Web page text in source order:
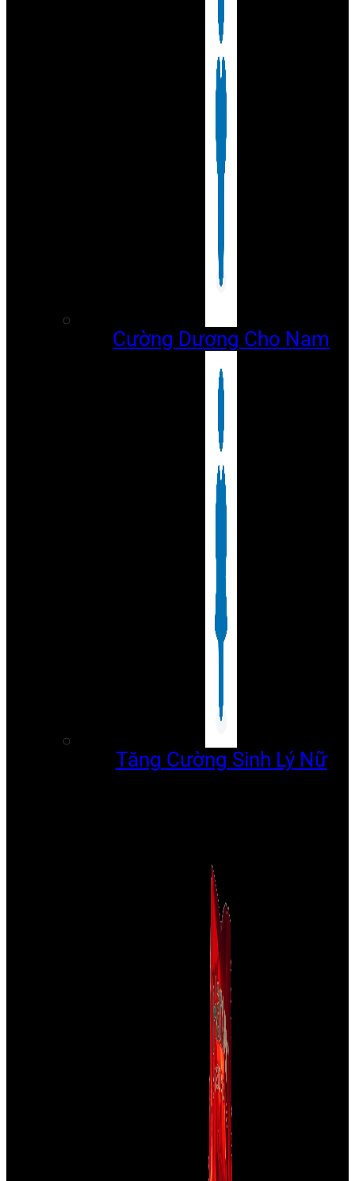
Cường Dương Cho Nam
Tăng Cường Sinh Lý Nữ